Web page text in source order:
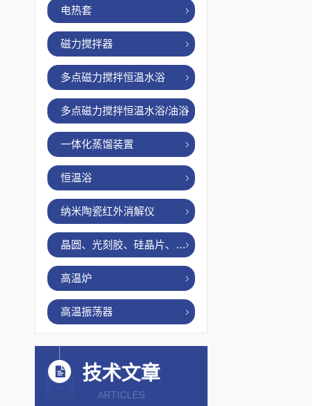
电热套
磁力搅拌器
多点磁力搅拌恒温水浴
多点磁力搅拌恒温水浴/油浴
一体化蒸馏装置
恒温浴
纳米陶瓷红外消解仪
晶圆、光刻胶、硅晶片、烤胶机
高温炉
高温振荡器
技术文章
ARTICLES